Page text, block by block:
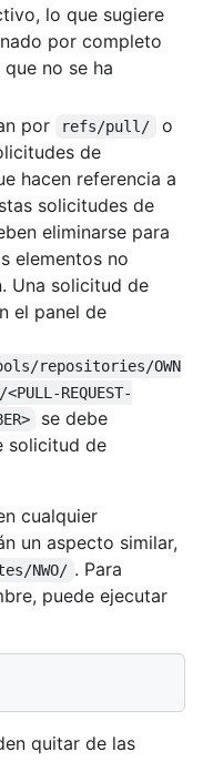
lo que sugiere
por completo
no se ha
por
refs/pull/ o
de
hacen referencia a
solicitudes de
eliminarse para
elementos no
Una solicitud de
el panel de
repositories/OWN
<PULL-REQUEST-
se debe
solicitud de
cualquier
un aspecto similar,
NWO/ . Para
puede ejecutar
quitar de las